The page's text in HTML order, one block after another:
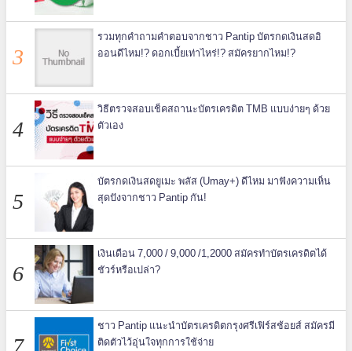
รวมทุกคำถามคำตอบจากชาว Pantip บัตรกดเงินสดอิ
ออนดีไหม!? ดอกเบี้ยเท่าไหร่!? สมัครยากไหม!?
วิธีตรวจสอบเช็คสถานะบัตรเครดิต TMB แบบง่ายๆ ด้วย
ตัวเอง
บัตรกดเงินสดยูเมะ พลัส (Umay+) ดีไหม มาฟังความเห็น
สุดปังจากชาว Pantip กัน!
เงินเดือน 7,000 / 9,000 /1,2000 สมัครทำบัตรเครดิตได้
ชัวร์หรือเปล่า?
ชาว Pantip แนะนำบัตรเครดิตกรุงศรีเฟิร์สช้อยส์ สมัครมี
ติดตัวไว้อุ่นใจทุกการใช้จ่าย